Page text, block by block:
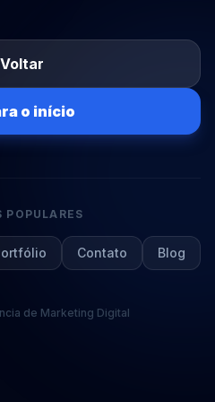
Voltar
o início
POPULARES
Contato Blog
de Marketing Digital